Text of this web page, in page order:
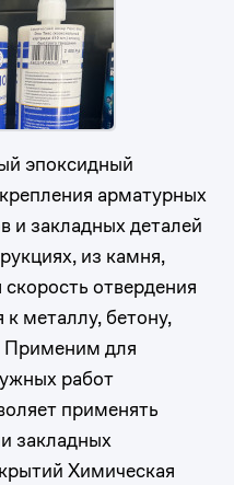
эпоксидный
арматурных
и закладных деталей
из камня,
отвердения
к металлу, бетону,
Применим для
работ
применять
закладных
Химическая